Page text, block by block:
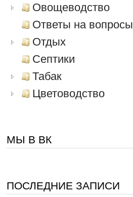
Овощеводство
Ответы на вопросы
Отдых
Септики
Табак
Цветоводство
МЫ В ВК
ПОСЛЕДНИЕ ЗАПИСИ